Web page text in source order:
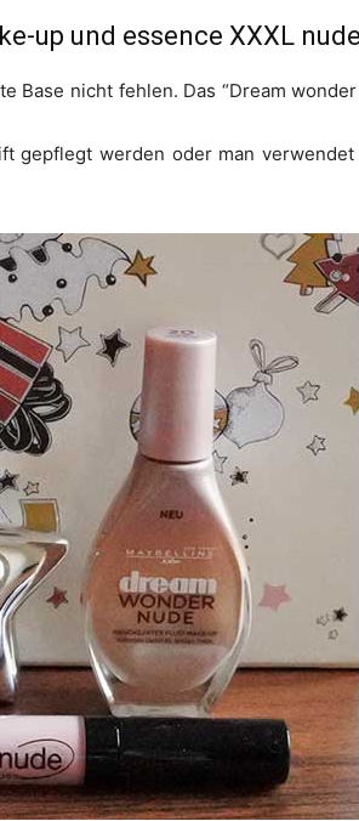
up und essence XXXL
nicht fehlen. Das “Dream
gepflegt werden oder man